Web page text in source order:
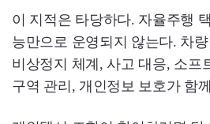
이 지적은 타당하다. 자율주행
능만으로 운영되지 않는다. 차
비상정지 체계, 사고 대응, 소프
구역 관리, 개인정보 보호가 함